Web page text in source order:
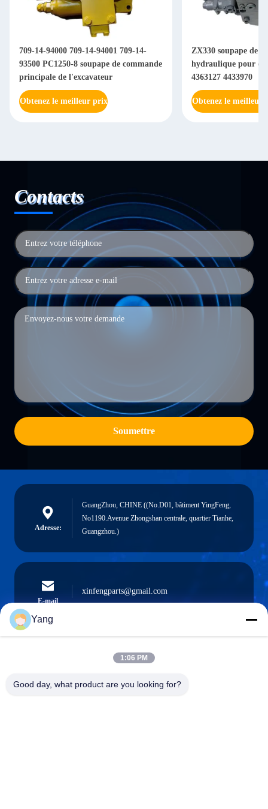
709-14-94000 709-14-94001 709-14-
93500 PC1250-8 soupape de commande
principale de l'excavateur
Obtenez le meilleur prix
ZX330 soupape de
hydraulique pour
4363127 4433970
Obtenez le meilleur
Contacts
Soumettre
Adresse:
GuangZhou, CHINE ((No.D01, bâtiment YingFeng,
No1190.Avenue Zhongshan centrale, quartier Tianhe,
Guangzhou.)
E-mail
xinfengparts@gmail.com
0086-189-9844-3486
Yang
1:06 PM
Good day, what product are you looking for?